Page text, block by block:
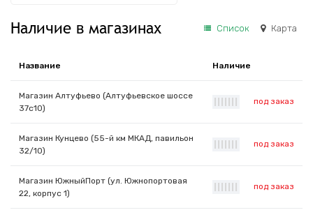
Наличие в магазинах Список Карта
Название Наличие
Магазин Алтуфьево (Алтуфьевское шоссе
37с10)
под заказ
Магазин Кунцево (55-й км МКАД, павильон
32/10)
под заказ
Магазин ЮжныйПорт (ул. Южнопортовая
22, корпус 1)
под заказ